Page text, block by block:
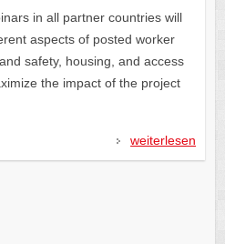
in all partner countries will
aspects of posted worker
safety, housing, and access
the impact of the project
weiterlesen